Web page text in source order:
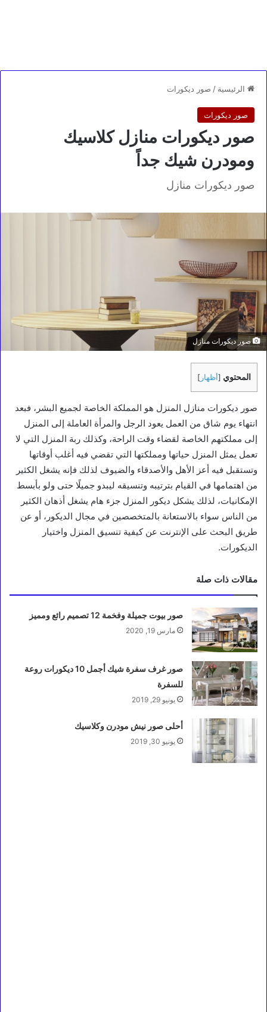
الرئيسية / صور ديكورات
صور ديكورات
صور ديكورات منازل كلاسيك
ومودرن شيك جداً
صور ديكورات منازل
صور ديكورات منازل
المحتوي [أظهار ]
صور ديكورات منازل المنزل هو المملكة الخاصة لجميع البشر، فبعد
انتهاء يوم شاق من العمل يعود الرجل والمرأة العاملة إلى المنزل
إلى مملكتهم الخاصة لقضاء وقت الراحة، وكذلك ربة المنزل التي لا
تعمل يمثل المنزل حياتها ومملكتها التي تقضي فيه أغلب أوقاتها
وتستقبل فيه أعز الأهل والأصدقاء والضيوف لذلك فإنه يشغل الكثير
من اهتمامها في القيام بترتيبه وتنسيقه ليبدو جميلًا حتى ولو بأبسط
الإمكانيات، لذلك يشكل ديكور المنزل جزء هام يشغل أذهان الكثير
من الناس سواء بالاستعانة بالمتخصصين في مجال الديكور، أو عن
طريق البحث على الإنترنت عن كيفية تنسيق المنزل واختيار
الديكورات.
مقالات ذات صلة
صور بيوت جميلة وفخمة 12 تصميم رائع ومميز
مارس 19, 2020
صور غرف سفرة شيك أجمل 10 ديكورات روعة
للسفرة
يونيو 29, 2019
أحلى صور نيش مودرن وكلاسيك
يونيو 30, 2019